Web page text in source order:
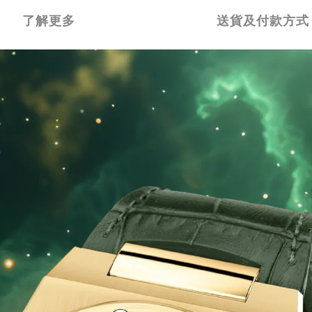
了解更多 送貨及付款方式